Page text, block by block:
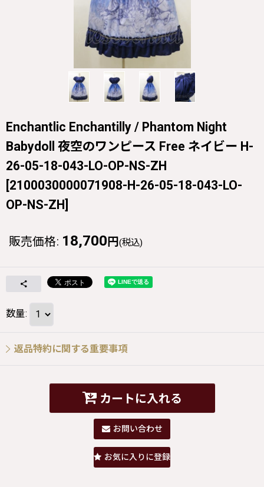
Enchantlic Enchantilly / Phantom Night
Babydoll 夜空のワンピース Free ネイビー H-
26-05-18-043-LO-OP-NS-ZH
[2100030000071908-H-26-05-18-043-LO-
OP-NS-ZH]
販売価格: 18,700 円 (税込)
数量:
返品特約に関する重要事項
カートに入れる
お問い合わせ
お気に入りに登録